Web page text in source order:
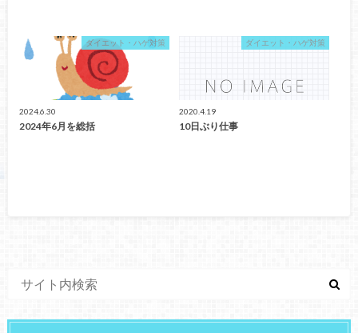
ダイエット・ハゲ対策
2024.6.30
2024年6月を総括
ダイエット・ハゲ対策
2020.4.19
10日ぶり仕事